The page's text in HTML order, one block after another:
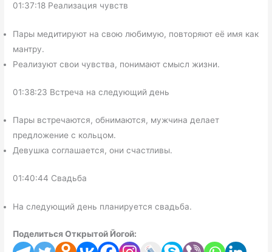
01:37:18 Реализация чувств
Пары медитируют на свою любимую, повторяют её имя как
мантру.
Реализуют свои чувства, понимают смысл жизни.
01:38:23 Встреча на следующий день
Пары встречаются, обнимаются, мужчина делает
предложение с кольцом.
Девушка соглашается, они счастливы.
01:40:44 Свадьба
На следующий день планируется свадьба.
Поделиться Открытой Йогой: